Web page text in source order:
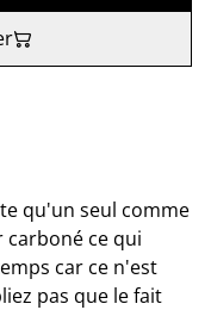
qu'un seul comme
carboné ce qui
car ce n'est
pas que le fait